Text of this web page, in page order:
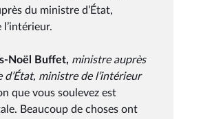
du ministre d’État,
Noël Buffet, ministre auprès
d’État, ministre de l’intérieur
que vous soulevez est
Beaucoup de choses ont